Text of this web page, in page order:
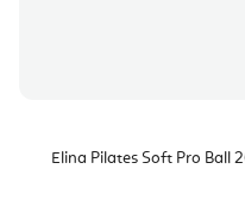
Elina Pilates Soft Pro Ball